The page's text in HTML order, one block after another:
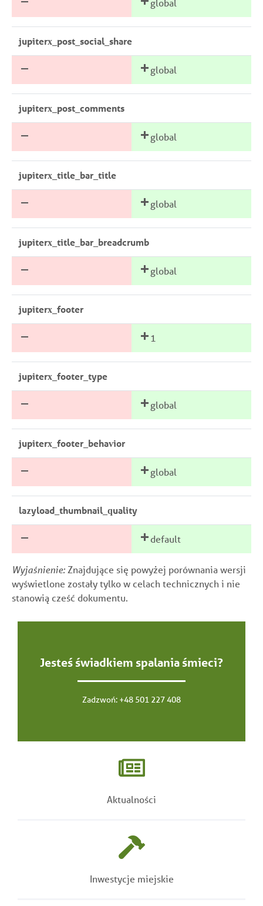
jupiterx_post_social_share
global
jupiterx_post_comments
global
jupiterx_title_bar_title
global
jupiterx_title_bar_breadcrumb
global
jupiterx_footer
1
jupiterx_footer_type
global
jupiterx_footer_behavior
global
lazyload_thumbnail_quality
default
Wyjaśnienie: Znajdujące się powyżej porównania wersji
wyświetlone zostały tylko w celach technicznych i nie
stanowią cześć dokumentu.
Jesteś świadkiem spalania śmieci?
Zadzwoń: +48 501 227 408
Aktualności
Inwestycje miejskie
przetwarzania danych przedstawiono na stronie